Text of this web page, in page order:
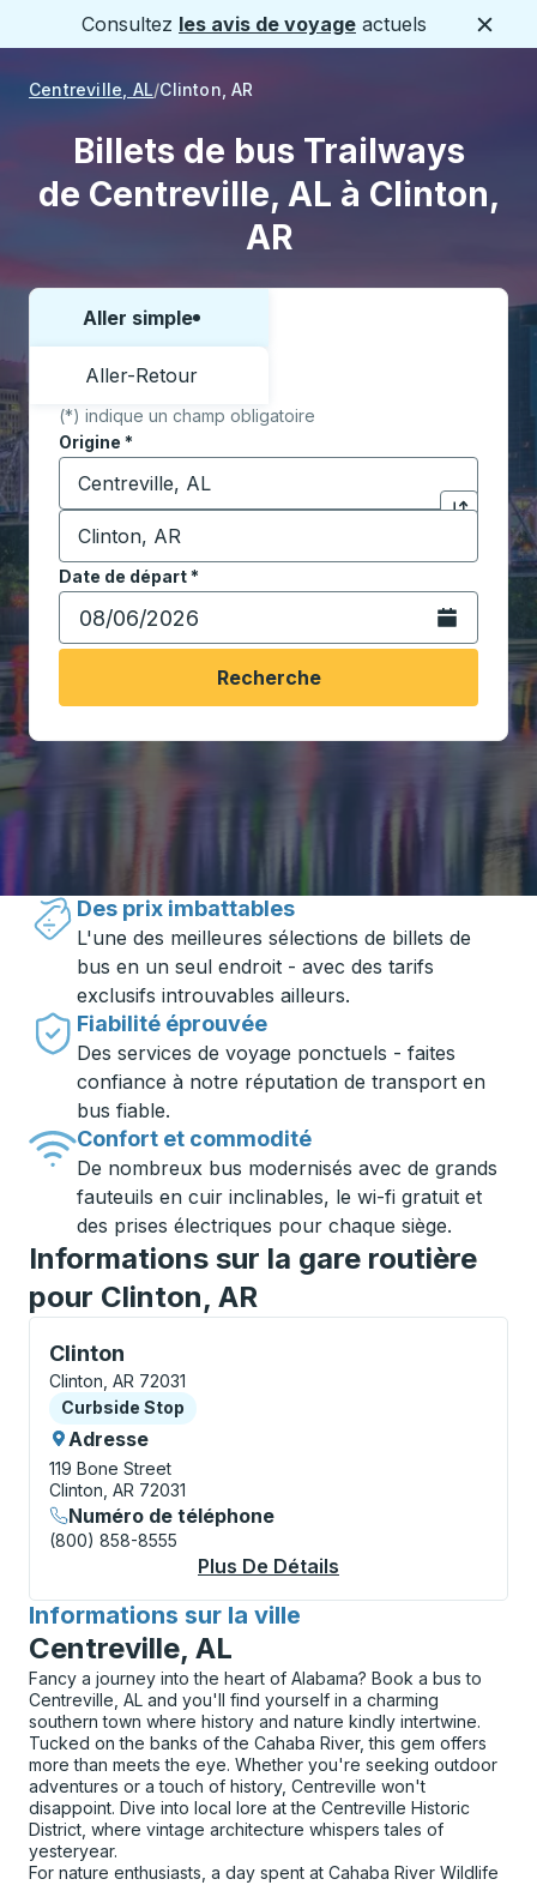
Consultez les avis de voyage actuels
Centreville, AL Clinton, AR
Billets de bus Trailways
de Centreville, AL à Clinton,
AR
Choisissez un sens ou un aller-retour:
Aller simple
Aller-Retour
(*) indique un champ obligatoire
Origine *
Commencez à saisir la ville d'origine pour ouvrir
Cliquez
Destination*
Commencez à saisir la ville de destination pour
Date de départ*
Tapez la date au format date Barre oblique du mois à
Ouvrez le
Recherche
Voyager en toute simplicité avec
Trailways
Des prix imbattables
L'une des meilleures sélections de billets de
bus en un seul endroit - avec des tarifs
exclusifs introuvables ailleurs.
Fiabilité éprouvée
Des services de voyage ponctuels - faites
confiance à notre réputation de transport en
bus fiable.
Confort et commodité
De nombreux bus modernisés avec de grands
fauteuils en cuir inclinables, le wi-fi gratuit et
des prises électriques pour chaque siège.
Informations sur la gare routière
pour Clinton, AR
Clinton
Curbside Stop, utilisez les touches fléchées ou la
Clinton, AR 72031
Curbside Stop
Curbside Stop
Adresse
119 Bone Street
Clinton, AR 72031
Numéro de téléphone
(800) 858-8555
Plus De Détails
Informations sur la ville
pour
Centreville, AL
Fancy a journey into the heart of Alabama? Book a bus to
Centreville, AL and you'll find yourself in a charming
southern town where history and nature kindly intertwine.
Tucked on the banks of the Cahaba River, this gem offers
more than meets the eye. Whether you're seeking outdoor
adventures or a touch of history, Centreville won't
disappoint. Dive into local lore at the Centreville Historic
District, where vintage architecture whispers tales of
yesteryear.
For nature enthusiasts, a day spent at Cahaba River Wildlife